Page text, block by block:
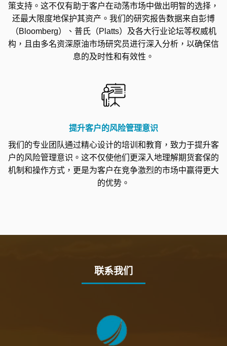
策支持。这不仅有助于客户在动荡市场中做出明智的选择，
还最大限度地保护其资产。我们的研究报告数据来自彭博
（Bloomberg）、普氏（Platts）及各大行业论坛等权威机
构，且由多名资深原油市场研究员进行深入分析，以确保信
息的及时性和有效性。
提升客户的风险管理意识
我们的专业团队通过精心设计的培训和教育，致力于提升客
户的风险管理意识。这不仅使他们更深入地理解期货套保的
机制和操作方式，更是为客户在竞争激烈的市场中赢得更大
的优势。
联系我们